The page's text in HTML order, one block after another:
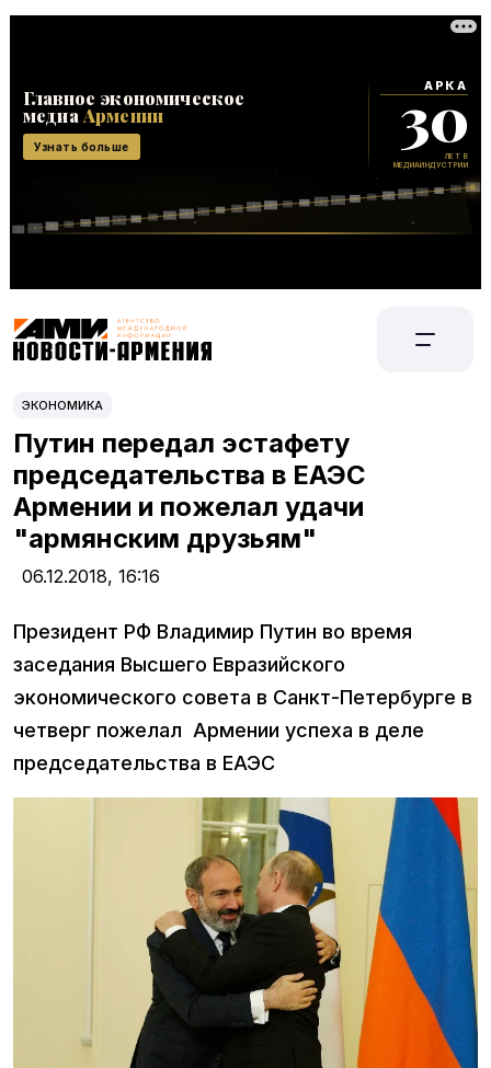
ЭКОНОМИКА
Путин передал эстафету
председательства в ЕАЭС
Армении и пожелал удачи
"армянским друзьям"
06.12.2018, 16:16
Президент РФ Владимир Путин во время
заседания Высшего Евразийского
экономического совета в Санкт-Петербурге в
четверг пожелал Армении успеха в деле
председательства в ЕАЭС